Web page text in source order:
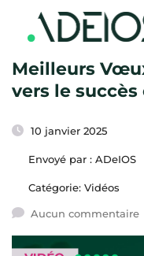
Meilleurs
vers le
10 janvier 2025
Envoyé par : ADeIOS
Catégorie: Vidéos
Aucun commentaire